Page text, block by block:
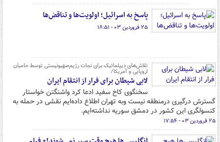
پاسخ به اسرائیل؛ اولویت‌ها و تناقض‌ها
۲۵ فروردین ۰۳ - ۱۸:۵۱
تلاش‌های دیپلماتیک برای نجات رژیم‌صهیونیستی توسط حامیان
اروپایی و آمریکا/
لابی شیطان برای فرار از انتقام ایران
سخنگوی کاخ سفید ادعا کرد واشنگتن خواستار
گسترش درگیری درمنطقه نیست وبه تهران اطلاع داده‌ایم نقشی در حمله به
کنسولگری این کشور در دمشق سوریه نداشته‌ایم.
۲۵ فروردین ۰۳ - ۱۷:۵۴